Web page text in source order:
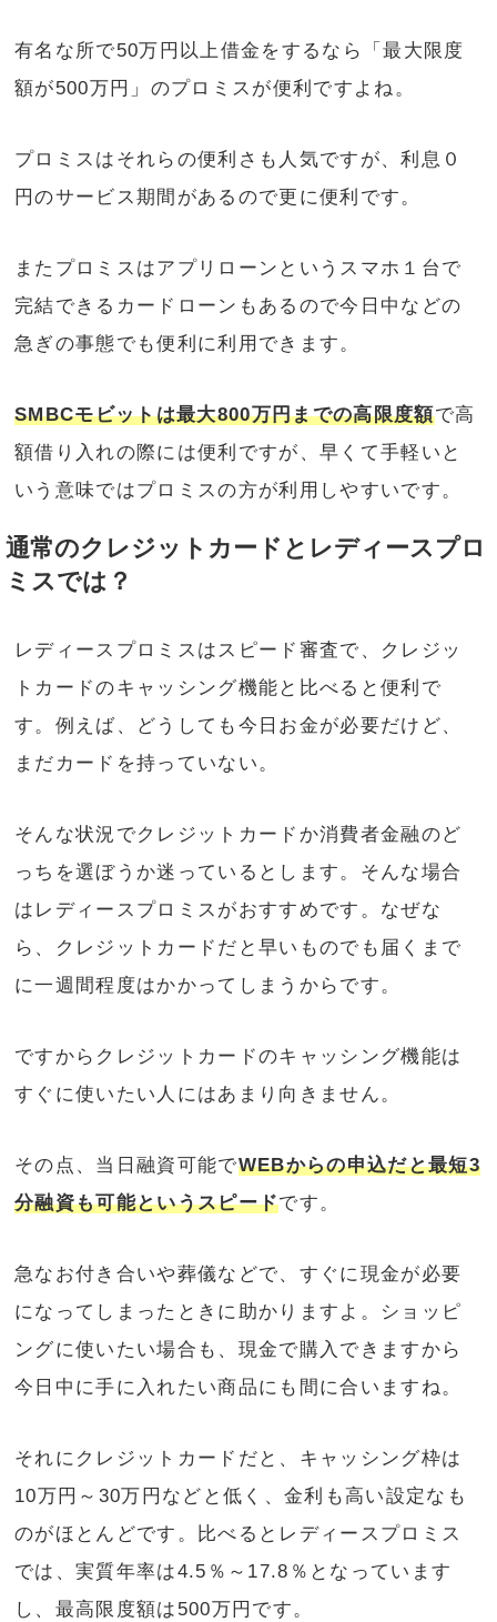
有名な所で50万円以上借金をするなら「最大限度
額が500万円」のプロミスが便利ですよね。
プロミスはそれらの便利さも人気ですが、利息０
円のサービス期間があるので更に便利です。
またプロミスはアプリローンというスマホ１台で
完結できるカードローンもあるので今日中などの
急ぎの事態でも便利に利用できます。
SMBCモビットは最大800万円までの高限度額で高
額借り入れの際には便利ですが、早くて手軽いと
いう意味ではプロミスの方が利用しやすいです。
通常のクレジットカードとレディースプロ
ミスでは？
レディースプロミスはスピード審査で、クレジッ
トカードのキャッシング機能と比べると便利で
す。例えば、どうしても今日お金が必要だけど、
まだカードを持っていない。
そんな状況でクレジットカードか消費者金融のど
っちを選ぼうか迷っているとします。そんな場合
はレディースプロミスがおすすめです。なぜな
ら、クレジットカードだと早いものでも届くまで
に一週間程度はかかってしまうからです。
ですからクレジットカードのキャッシング機能は
すぐに使いたい人にはあまり向きません。
その点、当日融資可能でWEBからの申込だと最短3
分融資も可能というスピードです。
急なお付き合いや葬儀などで、すぐに現金が必要
になってしまったときに助かりますよ。ショッピ
ングに使いたい場合も、現金で購入できますから
今日中に手に入れたい商品にも間に合いますね。
それにクレジットカードだと、キャッシング枠は
10万円～30万円などと低く、金利も高い設定なも
のがほとんどです。比べるとレディースプロミス
では、実質年率は4.5％～17.8％となっています
し、最高限度額は500万円です。